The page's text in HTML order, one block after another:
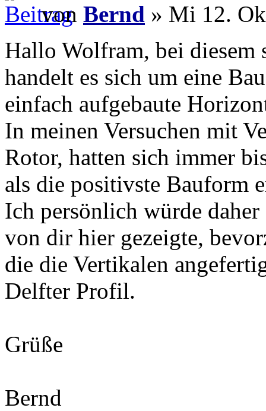
von Bernd » Mi 12.
Hallo Wolfram, bei diesem
handelt es sich um eine
einfach aufgebaute
In meinen Versuchen mit
Rotor, hatten sich immer
als die positivste Bauform
Ich persönlich würde
von dir hier gezeigte,
die die Vertikalen
Delfter Profil.
Grüße
Bernd